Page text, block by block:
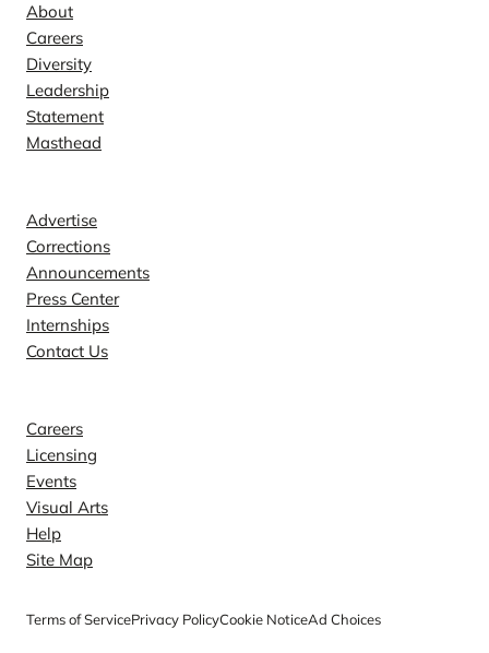
About
Careers
Diversity
Leadership
Statement
Masthead
Advertise
Corrections
Announcements
Press Center
Internships
Contact Us
Careers
Licensing
Events
Visual Arts
Help
Site Map
Terms of ServicePrivacy PolicyCookie NoticeAd Choices